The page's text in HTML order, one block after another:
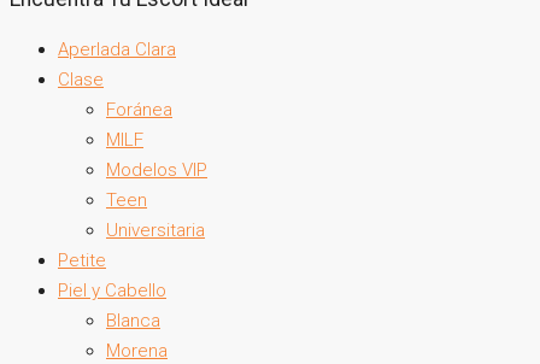
Aperlada Clara
Clase
Foránea
MILF
Modelos VIP
Teen
Universitaria
Petite
Piel y Cabello
Blanca
Morena